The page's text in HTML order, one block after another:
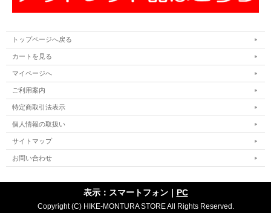
トップページへ戻る
カートを見る
マイページへ
ご利用案内
特定商取引法表示
個人情報の取扱い
サイトマップ
お問い合わせ
表示：スマートフォン｜ PC
Copyright (C) HIKE-MONTURA STORE All Rights Reserved.